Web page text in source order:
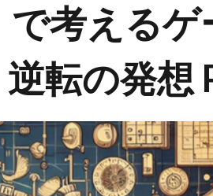
で考える
転の発想